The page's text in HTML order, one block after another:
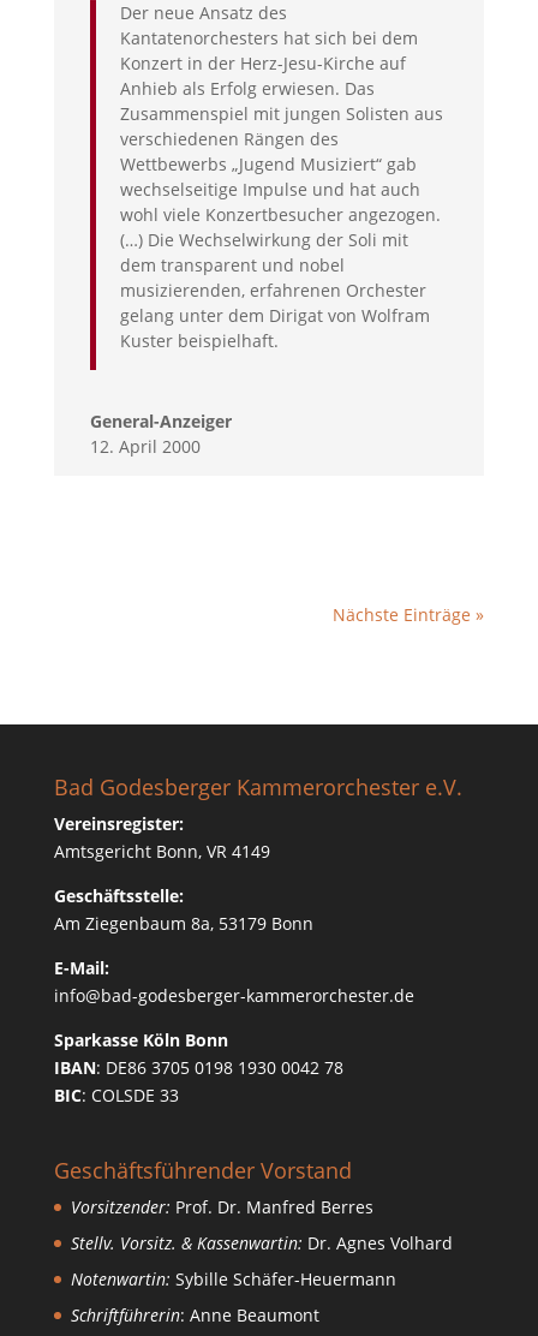
Der neue Ansatz des
Kantatenorchesters hat sich bei dem
Konzert in der Herz-Jesu-Kirche auf
Anhieb als Erfolg erwiesen. Das
Zusammenspiel mit jungen Solisten aus
verschiedenen Rängen des
Wettbewerbs „Jugend Musiziert“ gab
wechselseitige Impulse und hat auch
wohl viele Konzertbesucher angezogen.
(…) Die Wechselwirkung der Soli mit
dem transparent und nobel
musizierenden, erfahrenen Orchester
gelang unter dem Dirigat von Wolfram
Kuster beispielhaft.
General-Anzeiger
12. April 2000
Nächste Einträge »
Bad Godesberger Kammerorchester e.V.
Vereinsregister:
Amtsgericht Bonn, VR 4149
Geschäftsstelle:
Am Ziegenbaum 8a, 53179 Bonn
E-Mail:
info@bad-godesberger-kammerorchester.de
Sparkasse Köln Bonn
IBAN: DE86 3705 0198 1930 0042 78
BIC: COLSDE 33
Geschäftsführender Vorstand
Vorsitzender: Prof. Dr. Manfred Berres
Stellv. Vorsitz. & Kassenwartin: Dr. Agnes Volhard
Notenwartin: Sybille Schäfer-Heuermann
Schriftführerin: Anne Beaumont